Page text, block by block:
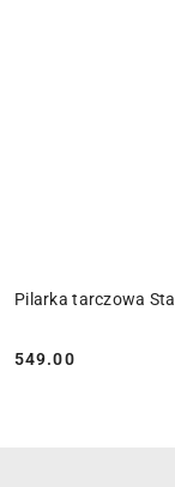
Pilarka tarczowa
Cena:
549.00